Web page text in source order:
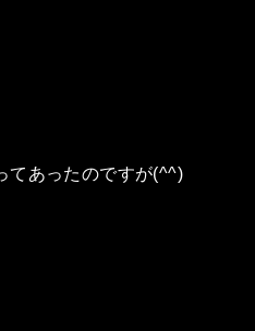
てあったのですが(^^)